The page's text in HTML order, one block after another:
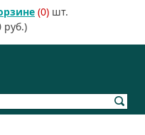
(0) шт.
руб.)